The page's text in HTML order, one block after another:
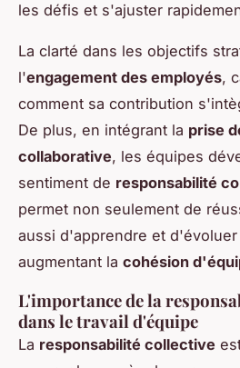
les défis et s'ajuster
La clarté dans les objectifs
l'engagement des employés,
comment sa contribution
De plus, en intégrant la prise
collaborative, les équipes
sentiment de responsabilité
permet non seulement de
aussi d'apprendre et
augmentant la cohésion
L'importance de la
dans le travail d'équipe
La responsabilité collective